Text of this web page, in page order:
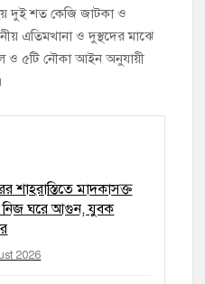
দুই শত কেজি জাটকা ও
এতিমখানা ও দুস্থদের মাঝে
ও ৫টি নৌকা আইন অনুযায়ী
শাহরাস্তিতে মাদকাসক্ত
নিজ ঘরে আগুন, যুবক
2026